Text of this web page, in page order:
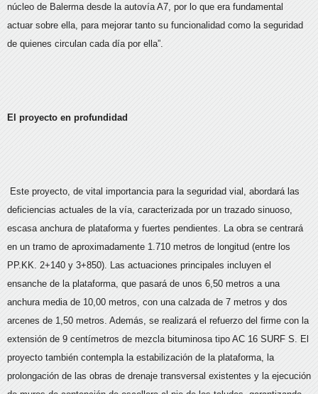
núcleo de Balerma desde la autovía A7, por lo que era fundamental
actuar sobre ella, para mejorar tanto su funcionalidad como la seguridad
de quienes circulan cada día por ella”.
El proyecto en profundidad
Este proyecto, de vital importancia para la seguridad vial, abordará las
deficiencias actuales de la vía, caracterizada por un trazado sinuoso,
escasa anchura de plataforma y fuertes pendientes. La obra se centrará
en un tramo de aproximadamente 1.710 metros de longitud (entre los
PP.KK. 2+140 y 3+850). Las actuaciones principales incluyen el
ensanche de la plataforma, que pasará de unos 6,50 metros a una
anchura media de 10,00 metros, con una calzada de 7 metros y dos
arcenes de 1,50 metros. Además, se realizará el refuerzo del firme con la
extensión de 9 centímetros de mezcla bituminosa tipo AC 16 SURF S. El
proyecto también contempla la estabilización de la plataforma, la
prolongación de las obras de drenaje transversal existentes y la ejecución